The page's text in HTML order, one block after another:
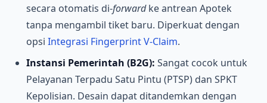
secara otomatis di-forwardke antrean Apotek
tanpa mengambil tiket baru. Diperkuat dengan
opsi Integrasi Fingerprint V-Claim.
Instansi Pemerintah (B2G): Sangat cocok untuk
Pelayanan Terpadu Satu Pintu (PTSP) dan SPKT
Kepolisian. Desain dapat ditandemkan dengan